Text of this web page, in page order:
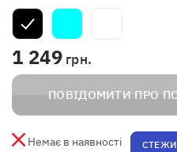
1 249 грн.
ПОВІДОМИТИ ПРО
Немає в наявності